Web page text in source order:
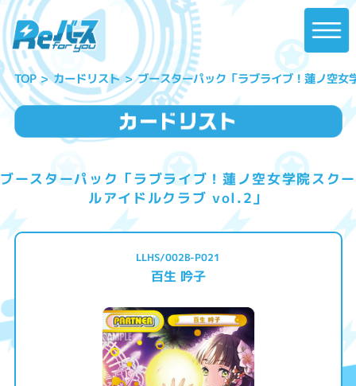
TOP カードリスト ブースターパック「ラブライブ！蓮ノ空
ブースターパック「ラブライブ！蓮ノ空女学院スクー
ルアイドルクラブ vol.2」
LLHS/002B-P021
百生 吟子